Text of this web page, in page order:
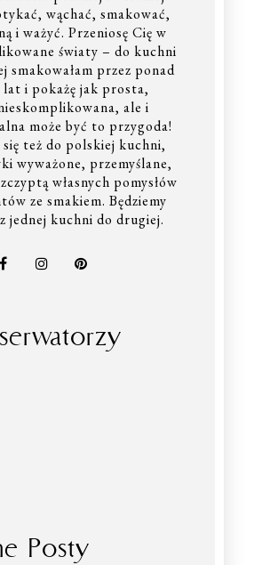
wąchać, smakować,
i ważyć. Przeniosę Cię w
światy – do kuchni
smakowałam przez ponad
lat i pokażę jak prosta,
ale i
może być to przygoda!
się też do polskiej kuchni,
wyważone, przemyślane,
własnych pomysłów
ze smakiem. Będziemy
jednej kuchni do drugiej.
Posty